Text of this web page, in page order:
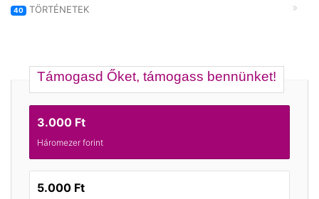
40 TÖRTÉNETEK
Támogasd Őket, támogass bennünket!
3.000 Ft
Háromezer forint
5.000 Ft